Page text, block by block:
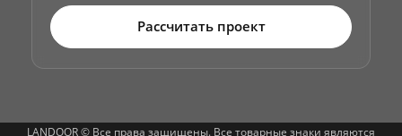
Рассчитать проект
LANDOOR © Все права защищены. Все товарные знаки являются